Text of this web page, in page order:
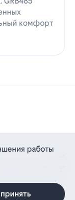
комфорт
работы
принять